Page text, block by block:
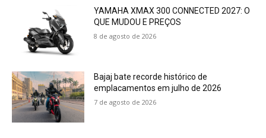
YAMAHA XMAX 300 CONNECTED 2027: O
QUE MUDOU E PREÇOS
8 de agosto de 2026
Bajaj bate recorde histórico de
emplacamentos em julho de 2026
7 de agosto de 2026